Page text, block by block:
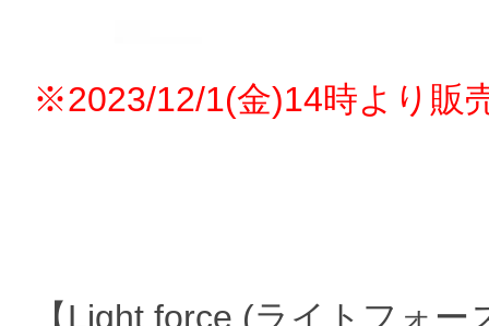
※2023/12/1(金)14時より販
【Light force (ライトフォー